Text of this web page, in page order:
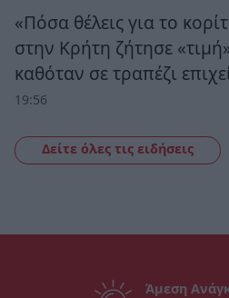
«Πόσα θέλεις για το
στην Κρήτη ζήτησε
καθόταν σε τραπέζι
19:56
Δείτε όλες τις ειδήσεις
Άμεση